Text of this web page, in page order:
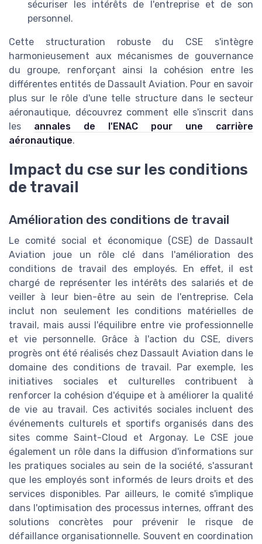
sécuriser les intérêts de l'entreprise et de son
personnel.
Cette structuration robuste du CSE s'intègre
harmonieusement aux mécanismes de gouvernance
du groupe, renforçant ainsi la cohésion entre les
différentes entités de Dassault Aviation. Pour en savoir
plus sur le rôle d'une telle structure dans le secteur
aéronautique, découvrez comment elle s'inscrit dans
les annales de l'ENAC pour une carrière
aéronautique.
Impact du cse sur les conditions
de travail
Amélioration des conditions de travail
Le comité social et économique (CSE) de Dassault
Aviation joue un rôle clé dans l'amélioration des
conditions de travail des employés. En effet, il est
chargé de représenter les intérêts des salariés et de
veiller à leur bien-être au sein de l'entreprise. Cela
inclut non seulement les conditions matérielles de
travail, mais aussi l'équilibre entre vie professionnelle
et vie personnelle. Grâce à l'action du CSE, divers
progrès ont été réalisés chez Dassault Aviation dans le
domaine des conditions de travail. Par exemple, les
initiatives sociales et culturelles contribuent à
renforcer la cohésion d'équipe et à améliorer la qualité
de vie au travail. Ces activités sociales incluent des
événements culturels et sportifs organisés dans des
sites comme Saint-Cloud et Argonay. Le CSE joue
également un rôle dans la diffusion d'informations sur
les pratiques sociales au sein de la société, s'assurant
que les employés sont informés de leurs droits et des
services disponibles. Par ailleurs, le comité s'implique
dans l'optimisation des processus internes, offrant des
solutions concrètes pour prévenir le risque de
défaillance organisationnelle. Souvent en coordination